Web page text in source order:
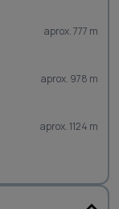
aprox. 777 m
aprox. 978 m
aprox. 1124 m